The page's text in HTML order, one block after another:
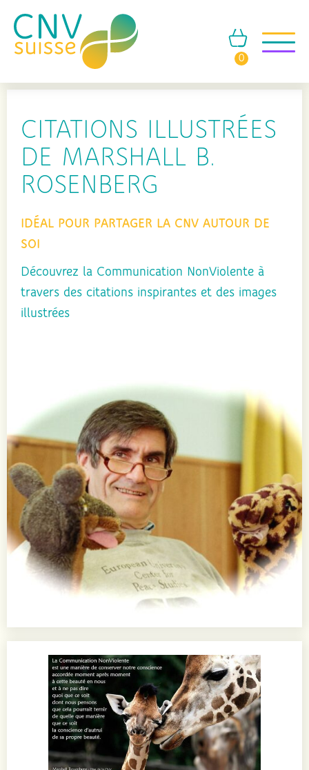
0
CITATIONS ILLUSTRÉES
DE MARSHALL B.
ROSENBERG
IDÉAL POUR PARTAGER LA CNV AUTOUR DE
SOI
Découvrez la Communication NonViolente à
travers des citations inspirantes et des images
illustrées